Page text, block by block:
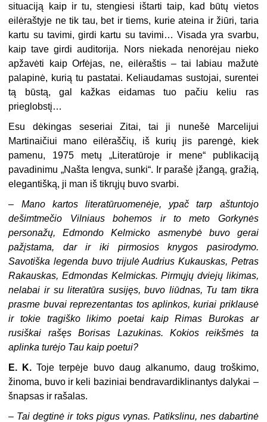
situaciją kaip ir tu, stengiesi ištarti taip, kad būtų vietos
eilėraštyje ne tik tau, bet ir tiems, kurie ateina ir žiūri, taria
kartu su tavimi, girdi kartu su tavimi… Visada yra svarbu,
kaip tave girdi auditorija. Nors niekada nenorėjau nieko
apžavėti kaip Orfėjas, ne, eilėraštis – tai labiau mažutė
palapinė, kurią tu pastatai. Keliaudamas sustojai, surentei
tą būstą, gal kažkas eidamas tuo pačiu keliu ras
prieglobstį…
Esu dėkingas seseriai Zitai, tai ji nunešė Marcelijui
Martinaičiui mano eilėraščių, iš kurių jis parengė, kiek
pamenu, 1975 metų „Literatūroje ir mene“ publikaciją
pavadinimu „Našta lengva, sunki“. Ir parašė įžangą, gražią,
elegantišką, ji man iš tikrųjų buvo svarbi.
– Mano kartos literatūruomenėje, ypač tarp aštuntojo
dešimtmečio Vilniaus bohemos ir to meto Gorkynės
personažų, Edmondo Kelmicko asmenybė buvo gerai
pažįstama, dar ir iki pirmosios knygos pasirodymo.
Savotiška legenda buvo trijulė Audrius Kukauskas, Petras
Rakauskas, Edmondas Kelmickas. Pirmųjų dviejų likimas,
nelabai ir su literatūra susijęs, buvo liūdnas, Tu tam tikra
prasme buvai reprezentantas tos aplinkos, kuriai priklausė
ir tokie tragiško likimo poetai kaip Rimas Burokas ar
rusiškai rašęs Borisas Lazukinas. Kokios reikšmės ta
aplinka turėjo Tau kaip poetui?
E. K.Toje terpėje buvo daug alkanumo, daug troškimo,
žinoma, buvo ir keli baziniai bendravardiklinantys dalykai –
šnapsas ir rašalas.
– Tai degtinė ir toks pigus vynas. Patikslinu, nes dabartinė